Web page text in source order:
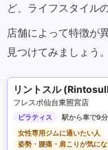
ど、ライフスタイル
店舗によって特徴が
見つけてみましょう。
リントスル
フレスポ仙台東照宮店
ピラティス
駅から車で9分
女性専用ジムに通いたい人
姿勢・腰痛・肩こりが気に